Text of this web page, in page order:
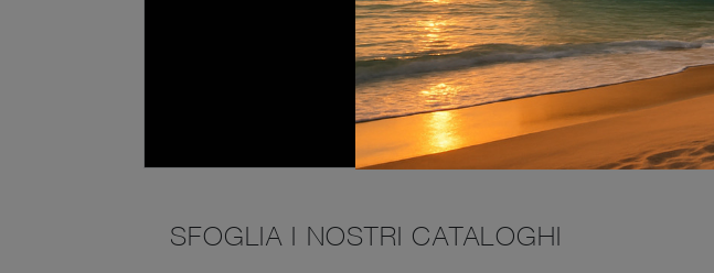
INVIA
SFOGLIA I NOSTRI CATALOGHI